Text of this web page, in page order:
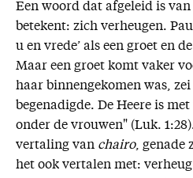
Een woord dat afgeleid is van
betekent: zich verheugen.
u en vrede’ als een groet en
Maar een groet komt vaker
haar binnengekomen was, zei
begenadigde. De Heere is
onder de vrouwen" (Luk. 1:28).
vertaling van chairo, genade
het ook vertalen met: